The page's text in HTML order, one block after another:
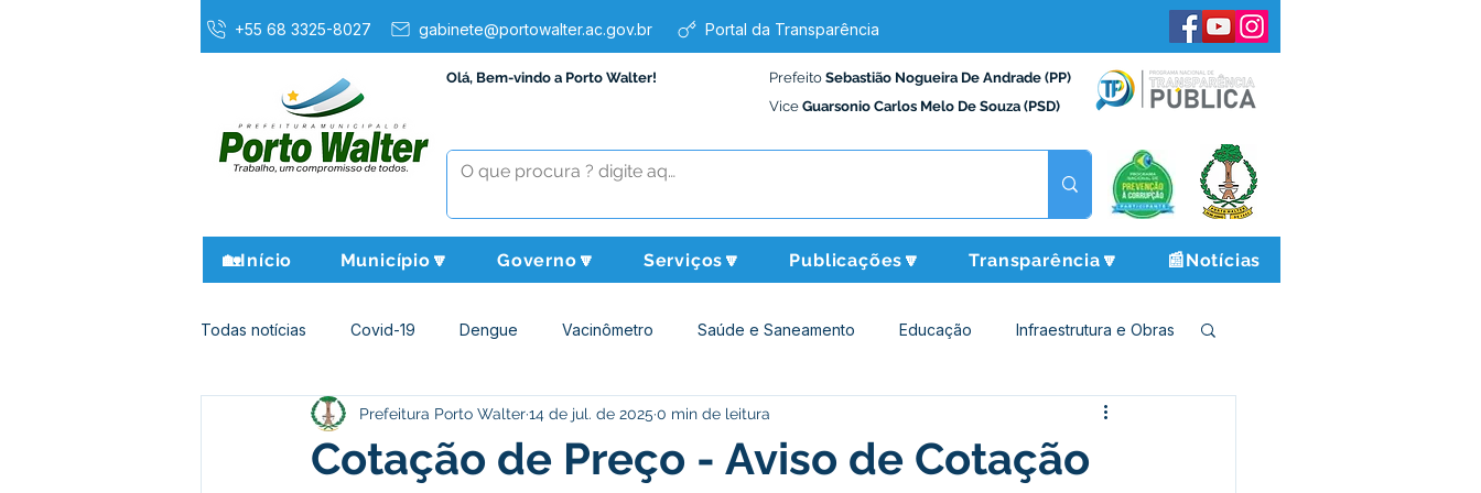
+55 68 3325-8027 gabinete@portowalter.ac.gov.br Portal da Transparência
Olá, Bem-vindo a Porto Walter! Prefeito Sebastião Nogueira De Andrade (PP)
Vice Guarsonio Carlos Melo De Souza (PSD)
🏡Início Município🔽 Governo🔽 Serviços🔽 Publicações🔽 Transparência🔽 📰Notícias
Todas notícias Covid-19 Dengue Vacinômetro Saúde e Saneamento Educação Infraestrutura e Obras
Agricultura e Meio Ambiente Assistência Social Desporto Cultura e Lazer
Cotação de Preço - Aviso de Cotação
Prefeitura Porto Walter14 de jul. de 2025 0 min de leitura